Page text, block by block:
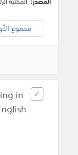
مجموع
in